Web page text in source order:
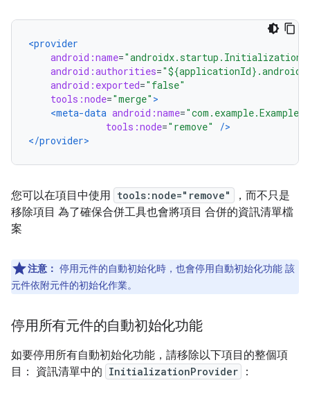
<provider
android:name=
android:authorities=
android:exported="false"
tools:node="merge" >
<meta-data android:name=
tools:node="remove"
/>
</provider>
您可以在項目中使用 tools:node="remove"
，而不只是
移除項目 為了確保合併工具也會將項目 合併的資訊清單檔
案
注意： 停用元件的自動初始化時，也會停用自動初始化功能 該
元件依附元件的初始化作業。
停用所有元件的自動初始化功能
如要停用所有自動初始化功能，請移除以下項目的整個項
目： 資訊清單中的 InitializationProvider ：